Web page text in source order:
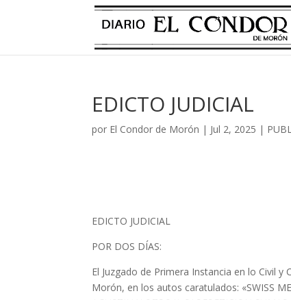
EDICTO JUDICIAL
por El Condor de Morón | Jul 2, 2025 |
EDICTO JUDICIAL
POR DOS DÍAS:
El Juzgado de Primera Instancia en lo Civil
Morón, en los autos caratulados: «SWISS